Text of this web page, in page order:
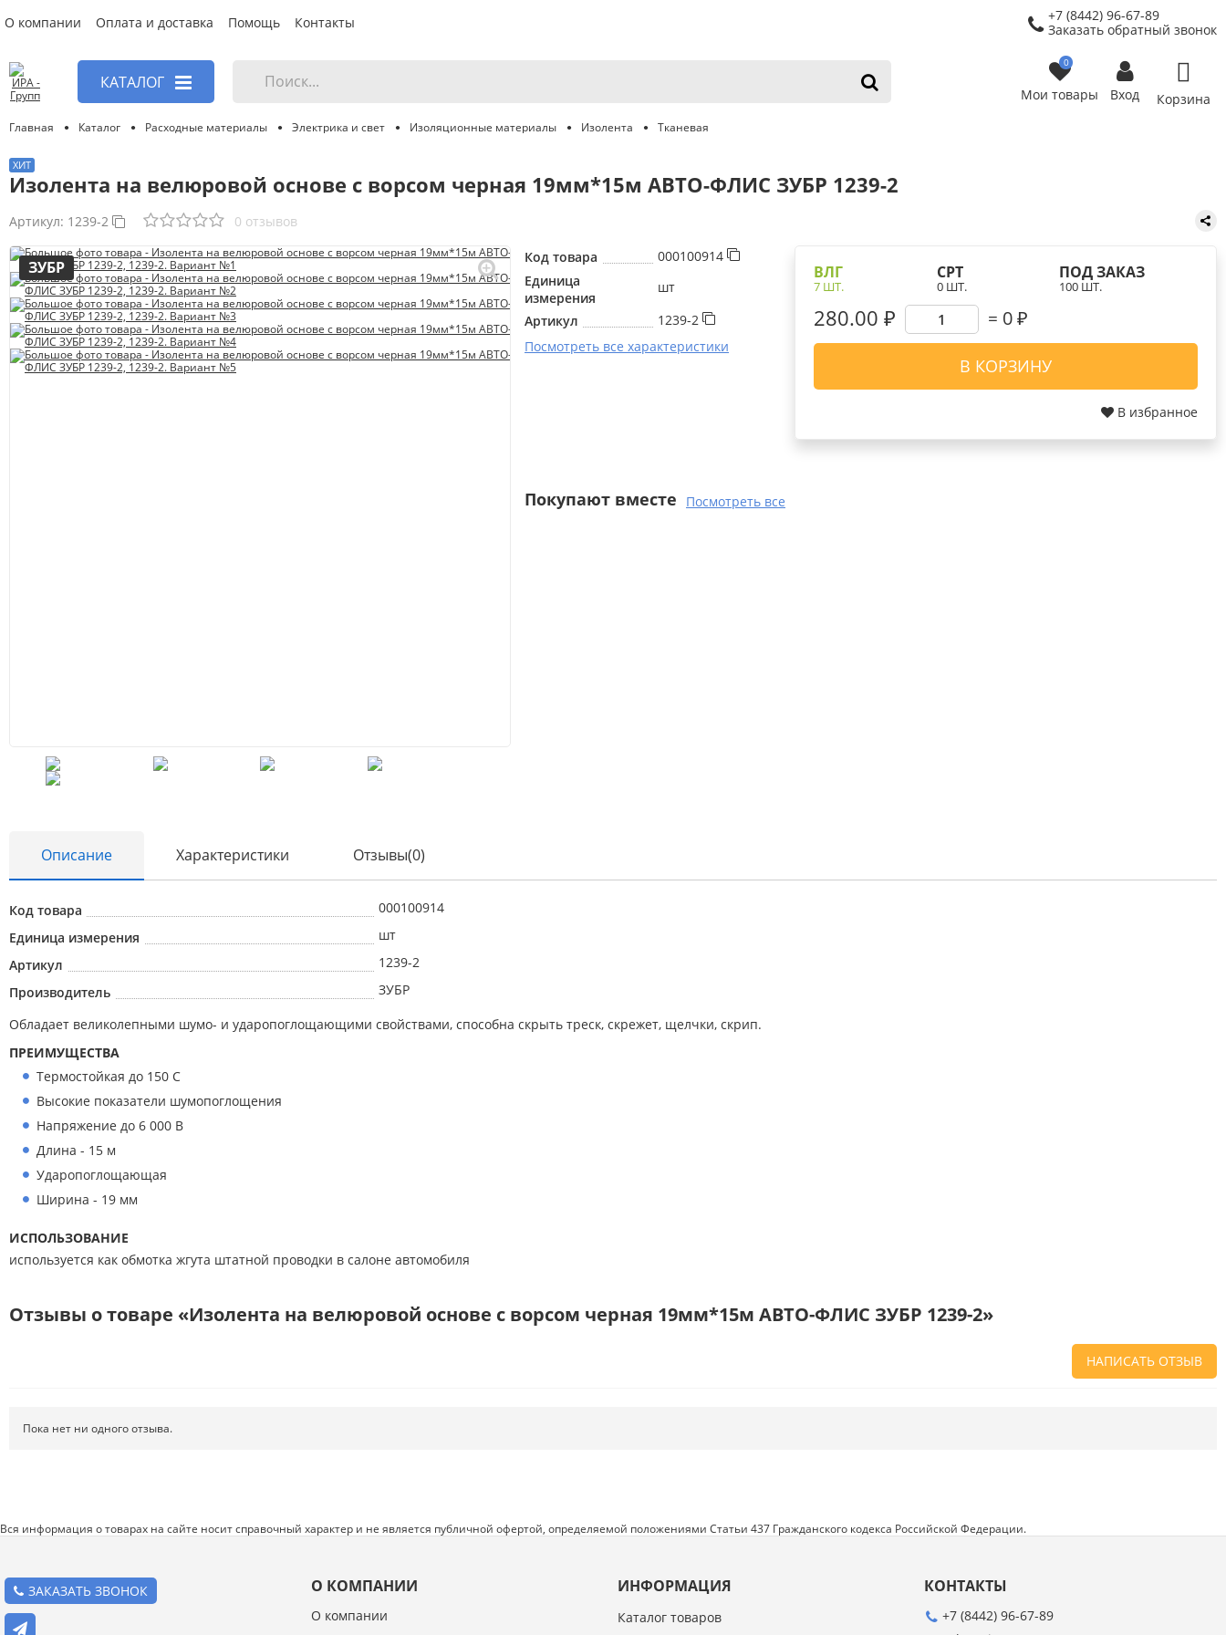
О компании Оплата и доставка Помощь Контакты
+7 (8442) 96-67-89
Заказать обратный звонок
КАТАЛОГ
Абразивные материалы
Автоаксессуары и принадлежности
Инструменты и оборудование
Электроинструмент
Клининг
Оборудование
Пневмоинструмент
Новые товары
Режущий инструмент
Системы хранения
0
Мои товары Вход Корзина
Главная Каталог Расходные материалы Электрика и свет Изоляционные материалы Изолента Тканевая
Изолента на велюровой основе с ворсом черная 19мм*15м АВТО-ФЛИС ЗУБР 1239-2
Артикул: 1239-2 0 отзывов
ЗУБР
Код товара
000100914
Единица
измерения
шт
Артикул
1239-2
Посмотреть все характеристики
ВЛГ
7 ШТ.
СРТ
0 ШТ.
ПОД ЗАКАЗ
100 ШТ.
280.00 ₽ 0₽
В КОРЗИНУ
В избранное
Покупают вместе Посмотреть все
Описание Характеристики Отзывы(0)
Код товара
000100914
Единица измерения
шт
Артикул
1239-2
Производитель
ЗУБР
Обладает великолепными шумо- и ударопоглощающими свойствами, способна скрыть треск, скрежет, щелчки, скрип.
ПРЕИМУЩЕСТВА
Термостойкая до 150 С
Высокие показатели шумопоглощения
Напряжение до 6 000 В
Длина - 15 м
Ударопоглощающая
Ширина - 19 мм
ИСПОЛЬЗОВАНИЕ
используется как обмотка жгута штатной проводки в салоне автомобиля
Отзывы о товаре «Изолента на велюровой основе с ворсом черная 19мм*15м АВТО-ФЛИС ЗУБР 1239-2»
НАПИСАТЬ ОТЗЫВ
Доставка. Как был упакован товар?
Товар. Качественный? Какие его плюсы и
минусы?
Пока нет ни одного отзыва.
Вся информация о товарах на сайте носит справочный характер и не является публичной офертой, определяемой положениями Статьи 437 Гражданского кодекса Российской Федерации.
ЗАКАЗАТЬ ЗВОНОК О КОМПАНИИ
О компании
ИНФОРМАЦИЯ
Каталог товаров
КОНТАКТЫ
+7 (8442) 96-67-89